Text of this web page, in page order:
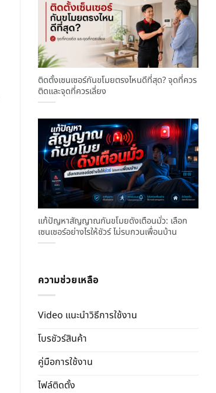
ติดตั้งเซนเซอร์กันขโมยตรงไหนดีที่สุด? จุดที่ควร
ติดและจุดที่ควรเลี่ยง
แก้ปัญหาสัญญาณกันขโมยดังเตือนมั่ว: เลือก
เซนเซอร์อย่างไรให้ชัวร์ ไม่รบกวนเพื่อนบ้าน
ความช่วยเหลือ
Video แนะนำวิธีการใช้งาน
โบรชัวร์สินค้า
คู่มือการใช้งาน
ไฟล์ติดตั้ง